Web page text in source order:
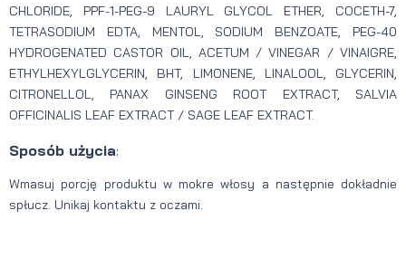
CHLORIDE, PPF-1-PEG-9 LAURYL GLYCOL ETHER, COCETH-7,
TETRASODIUM EDTA, MENTOL, SODIUM BENZOATE, PEG-40
HYDROGENATED CASTOR OIL, ACETUM / VINEGAR / VINAIGRE,
ETHYLHEXYLGLYCERIN, BHT, LIMONENE, LINALOOL, GLYCERIN,
CITRONELLOL, PANAX GINSENG ROOT EXTRACT, SALVIA
OFFICINALIS LEAF EXTRACT / SAGE LEAF EXTRACT.
Sposób użycia:
Wmasuj porcję produktu w mokre włosy a następnie dokładnie
spłucz. Unikaj kontaktu z oczami.